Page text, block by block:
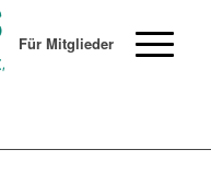
Für Mitglieder